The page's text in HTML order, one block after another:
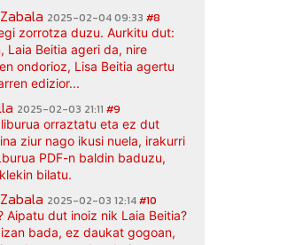
2025-02-04 09:33 #8
zorrotza duzu. Aurkitu dut:
Laia Beitia ageri da, nire
ondorioz, Lisa Beitia agertu
edizior...
2025-02-03 21:11 #9
liburua orraztatu eta ez dut
ziur nago ikusi nuela, irakurri
PDF-n baldin baduzu,
bilatu.
2025-02-03 12:14#10
Aipatu dut inoiz nik Laia Beitia?
izan bada, ez daukat gogoan,